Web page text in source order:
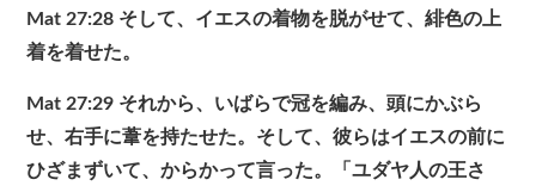
Mat 27:28 そして、イエスの着物を脱がせて、緋色の上
着を着せた。
Mat 27:29 それから、いばらで冠を編み、頭にかぶら
せ、右手に葦を持たせた。そして、彼らはイエスの前に
ひざまずいて、からかって言った。「ユダヤ人の王さ